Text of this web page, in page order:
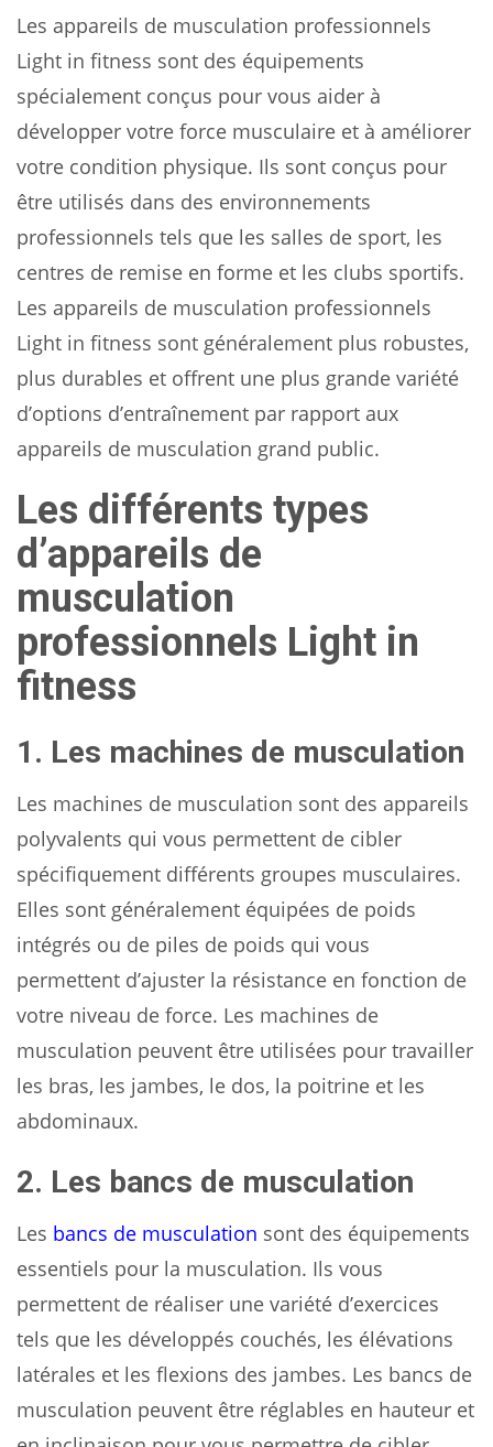
Les appareils de musculation professionnels
Light in fitness sont des équipements
spécialement conçus pour vous aider à
développer votre force musculaire et à améliorer
votre condition physique. Ils sont conçus pour
être utilisés dans des environnements
professionnels tels que les salles de sport, les
centres de remise en forme et les clubs sportifs.
Les appareils de musculation professionnels
Light in fitness sont généralement plus robustes,
plus durables et offrent une plus grande variété
d’options d’entraînement par rapport aux
appareils de musculation grand public.
Les différents types
d’appareils de
musculation
professionnels Light in
fitness
1. Les machines de musculation
Les machines de musculation sont des appareils
polyvalents qui vous permettent de cibler
spécifiquement différents groupes musculaires.
Elles sont généralement équipées de poids
intégrés ou de piles de poids qui vous
permettent d’ajuster la résistance en fonction de
votre niveau de force. Les machines de
musculation peuvent être utilisées pour travailler
les bras, les jambes, le dos, la poitrine et les
abdominaux.
2. Les bancs de musculation
Les bancs de musculation sont des équipements
essentiels pour la musculation. Ils vous
permettent de réaliser une variété d’exercices
tels que les développés couchés, les élévations
latérales et les flexions des jambes. Les bancs de
musculation peuvent être réglables en hauteur et